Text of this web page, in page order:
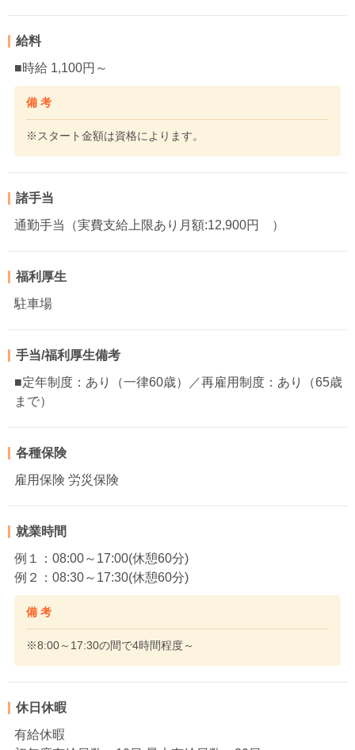
給料
■時給 1,100円～
備 考
※スタート金額は資格によります。
諸手当
通勤手当（実費支給上限あり月額:12,900円 ）
福利厚生
駐車場
手当/福利厚生備考
■定年制度：あり（一律60歳）／再雇用制度：あり（65歳
まで）
各種保険
雇用保険 労災保険
就業時間
例１：08:00～17:00(休憩60分)
例２：08:30～17:30(休憩60分)
備 考
※8:00～17:30の間で4時間程度～
休日休暇
有給休暇